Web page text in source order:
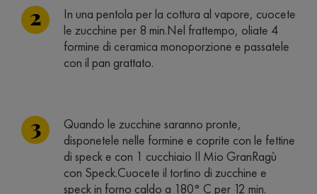
In una pentola per la cottura al vapore, cuocete
le zucchine per 8 min.Nel frattempo, oliate 4
formine di ceramica monoporzione e passatele
con il pan grattato.
Quando le zucchine saranno pronte,
disponetele nelle formine e coprite con le fettine
di speck e con 1 cucchiaio Il Mio GranRagù
con Speck.Cuocete il tortino di zucchine e
speck in forno caldo a 180° C per 12 min.